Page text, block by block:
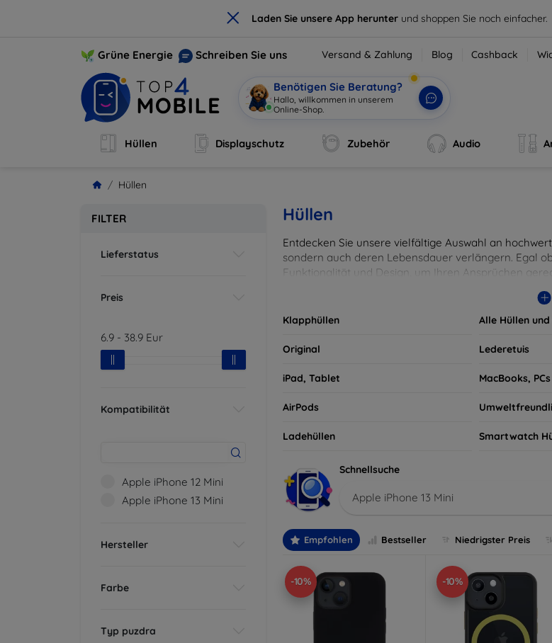
× Laden Sie unsere App herunter und shoppen Sie noch einfacher.
Grüne Energie Schreiben Sie uns Versand & Zahlung Blog Cashback
Benötigen Sie Beratung?
Hallo, willkommen |
Hüllen Displayschutz Zubehör Audio
Hüllen
FILTER
Lieferstatus
Preis
6.9 - 38.9 Eur
Kompatibilität
Apple iPhone 12 Mini
Apple iPhone 13 Mini
Hersteller
Farbe
Typ puzdra
Hüllen
Entdecken Sie unsere vielfältige Auswahl an
sondern auch deren Lebensdauer verlängern. Egal
Funktionalität und Design, um Ihren Ansprüchen
Klapphüllen Alle Hüllen und
Original Lederetuis
iPad, Tablet MacBooks, PCs
AirPods
Ladehüllen Smartwatch
Schnellsuche
Apple iPhone 13 Mini
Empfohlen Bestseller Niedrigster Preis
-10% -10%